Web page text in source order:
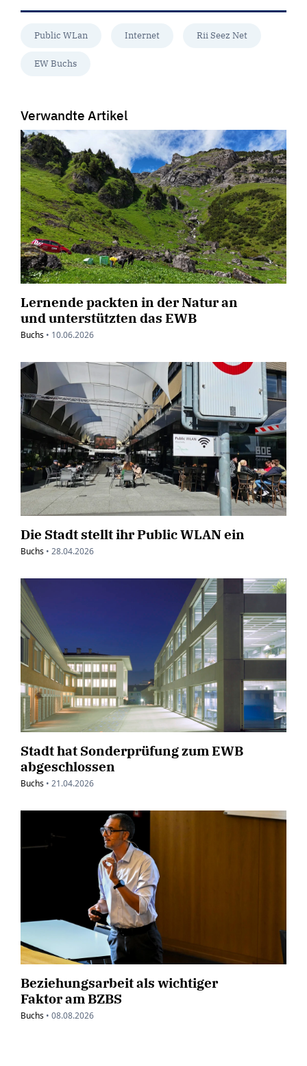
Public WLan Internet Rii Seez Net
EW Buchs
Verwandte Artikel
Lernende packten in der Natur an
und unterstützten das EWB
Buchs • 10.06.2026
Die Stadt stellt ihr Public WLAN ein
Buchs • 28.04.2026
Stadt hat Sonderprüfung zum EWB
abgeschlossen
Buchs • 21.04.2026
Beziehungsarbeit als wichtiger
Faktor am BZBS
Buchs • 08.08.2026